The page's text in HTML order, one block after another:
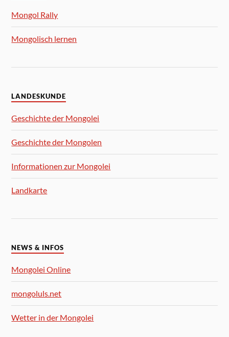
Mongol Rally
Mongolisch lernen
LANDESKUNDE
Geschichte der Mongolei
Geschichte der Mongolen
Informationen zur Mongolei
Landkarte
NEWS & INFOS
Mongolei Online
mongoluls.net
Wetter in der Mongolei